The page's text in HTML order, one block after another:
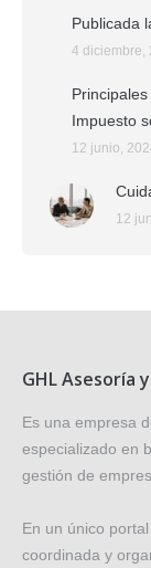
Publicada
4 diciembre,
Impuesto
12 junio,
12
GHL Asesoría
Es una empresa
especializado en
gestión de
En un único
coordinada y